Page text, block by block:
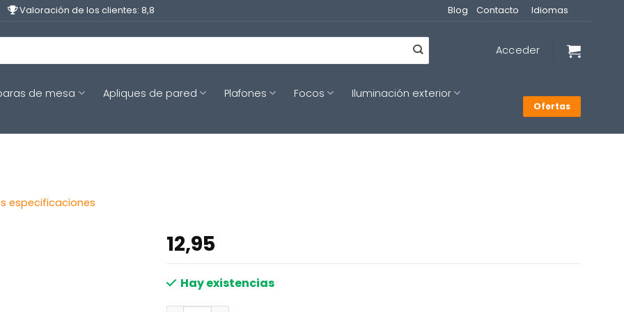
Valoración de los clientes: 8,8 Blog Contacto Idiomas
Acceder
de mesa Apliques de pared Plafones Focos
Iluminación exterior
Ofertas
especificaciones
12,95
Hay existencias